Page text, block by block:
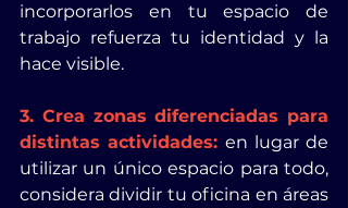
incorporarlos en tu espacio de
trabajo refuerza tu identidad y la
hace visible.
3. Crea zonas diferenciadas para
distintas actividades: en lugar de
utilizar un único espacio para todo,
considera dividir tu oficina en áreas